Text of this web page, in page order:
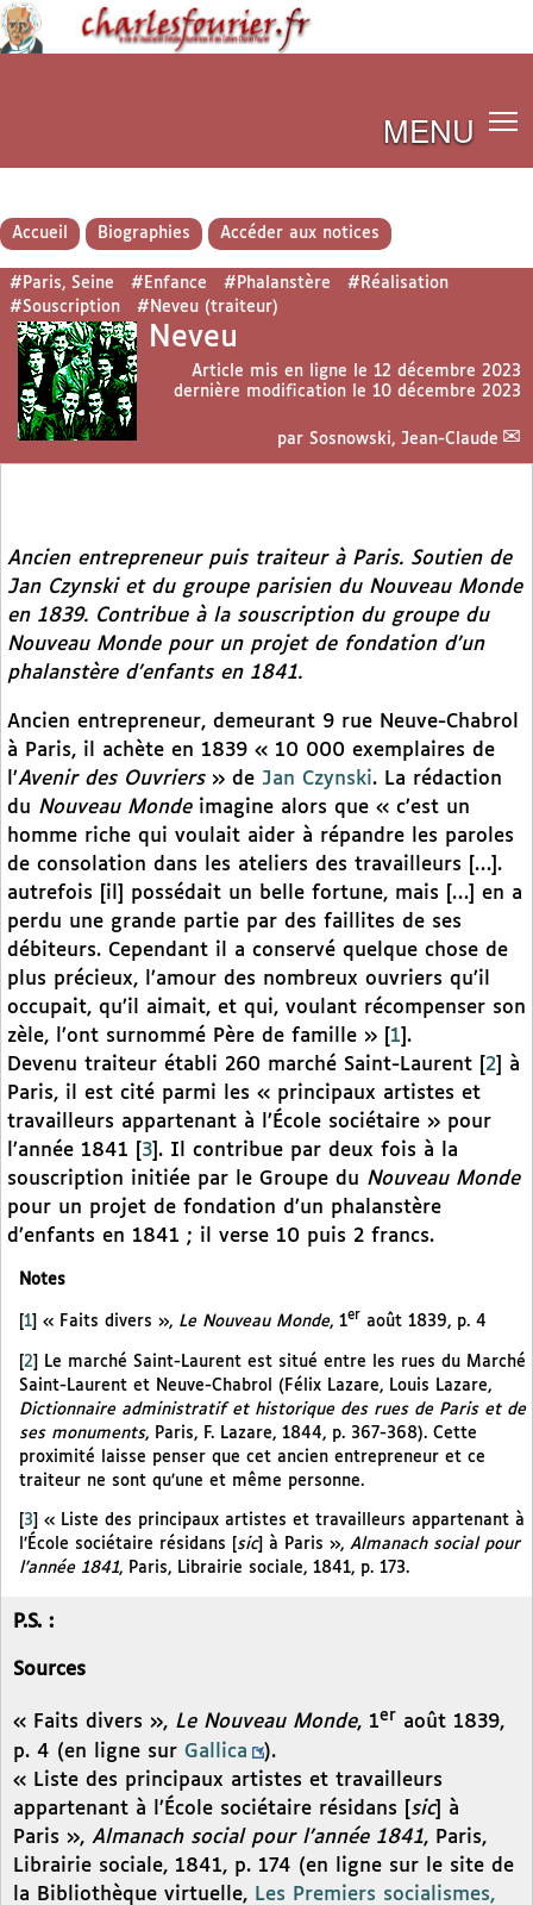
MENU
Accueil Biographies Accéder aux notices
#Paris, Seine #Enfance #Phalanstère
#Réalisation
#Souscription
#Neveu (traiteur)
Neveu
Article mis en ligne le 12 décembre 2023
dernière modification le 10 décembre 2023
par Sosnowski, Jean-Claude
Ancien entrepreneur puis traiteur à Paris. Soutien de
Jan Czynski et du groupe parisien du Nouveau Monde
en 1839. Contribue à la souscription du groupe du
Nouveau Mondepour un projet de fondation d’un
phalanstère d’enfants en 1841.
Ancien entrepreneur, demeurant 9 rue Neuve-Chabrol
à Paris, il achète en 1839 « 10 000 exemplaires de
l’Avenir des Ouvriers» de Jan Czynski. La rédaction
du Nouveau Mondeimagine alors que « c’est un
homme riche qui voulait aider à répandre les paroles
de consolation dans les ateliers des travailleurs […].
autrefois [il] possédait un belle fortune, mais […] en a
perdu une grande partie par des faillites de ses
débiteurs. Cependant il a conservé quelque chose de
plus précieux, l’amour des nombreux ouvriers qu’il
occupait, qu’il aimait, et qui, voulant récompenser son
zèle, l’ont surnommé Père de famille »
1 .
Devenu traiteur établi 260 marché Saint-Laurent
2
à
Paris, il est cité parmi les « principaux artistes et
travailleurs appartenant à l’École sociétaire » pour
l’année 1841
3 . Il contribue par deux fois à la
souscription initiée par le Groupe du Nouveau Monde
pour un projet de fondation d’un phalanstère
d’enfants en 1841 ; il verse 10 puis 2 francs.
Notes
1 « Faits divers », Le Nouveau Monde, 1er août 1839, p. 4
[2]
Le marché Saint-Laurent est situé entre les rues du Marché
Saint-Laurent et Neuve-Chabrol (Félix Lazare, Louis Lazare,
Dictionnaire administratif et historique des rues de Paris et de
ses monuments, Paris, F. Lazare, 1844, p. 367-368). Cette
proximité laisse penser que cet ancien entrepreneur et ce
traiteur ne sont qu’une et même personne.
3
« Liste des principaux artistes et travailleurs appartenant à
l’École sociétaire résidans [ sic] à Paris », Almanach social pour
l’année 1841, Paris, Librairie sociale, 1841, p. 173.
P.S. :
Sources
« Faits divers », Le Nouveau Monde, 1er août 1839,
p. 4 (en ligne sur Gallica
).
« Liste des principaux artistes et travailleurs
appartenant à l’École sociétaire résidans [ sic] à
Paris », Almanach social pour l’année 1841, Paris,
Librairie sociale, 1841, p. 174 (en ligne sur le site de
la Bibliothèque virtuelle, Les Premiers socialismes,